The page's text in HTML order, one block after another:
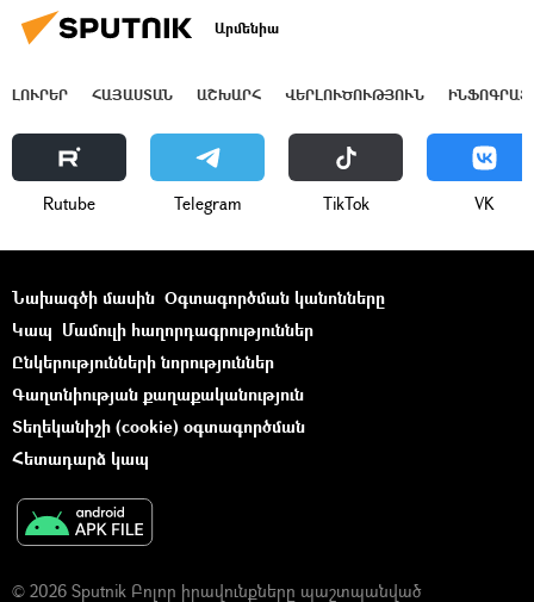
Արմենիա
ԼՈՒՐԵՐ ՀԱՅԱՍՏԱՆ ԱՇԽԱՐՀ ՎԵՐԼՈՒԾՈՒԹՅՈՒՆ
Rutube Telegram ТikТоk VK
Նախագծի մասին Օգտագործման կանոնները
Կապ Մամուլի հաղորդագրություններ
Ընկերությունների նորություններ
Գաղտնիության քաղաքականություն
Տեղեկանիշի (cookie) օգտագործման
Հետադարձ կապ
© 2026 Sputnik Բոլոր իրավունքները պաշտպանված